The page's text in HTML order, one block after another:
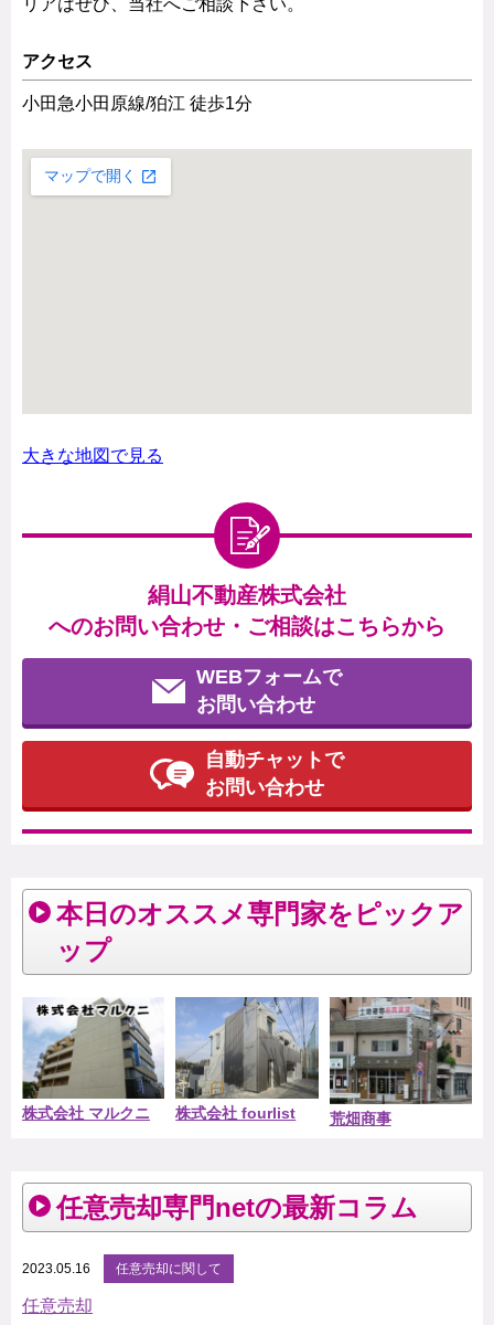
リアはぜひ、当社へご相談下さい。
アクセス
小田急小田原線/狛江 徒歩1分
大きな地図で見る
絹山不動産株式会社
へのお問い合わせ・ご相談はこちらから
WEBフォームで
お問い合わせ
自動チャットで
お問い合わせ
本日のオススメ専門家をピックア
ップ
株式会社 マルクニ 株式会社 fourlist 荒畑商事
任意売却専門netの最新コラム
2023.05.16 任意売却に関して
任意売却